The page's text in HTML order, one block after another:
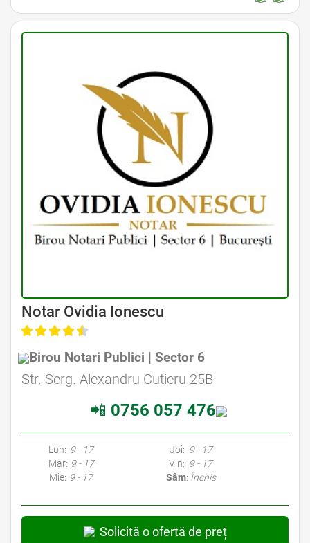
Avocat Specializat în Drept Civil • Avocat Specializat în Dreptul Familiei
Notar Ovidia Ionescu
Birou Notari Publici | Sector 6
Str. Serg. Alexandru Cutieru 25B
📲 0756 057 476
Lun: 9 - 17
Mar: 9 - 17
Mie: 9 - 17
Joi: 9 - 17
Vin: 9 - 17
Sâm: Închis
Solicită o ofertă de preț